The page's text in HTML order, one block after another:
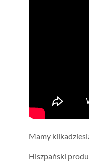
Mamy
Hiszpański